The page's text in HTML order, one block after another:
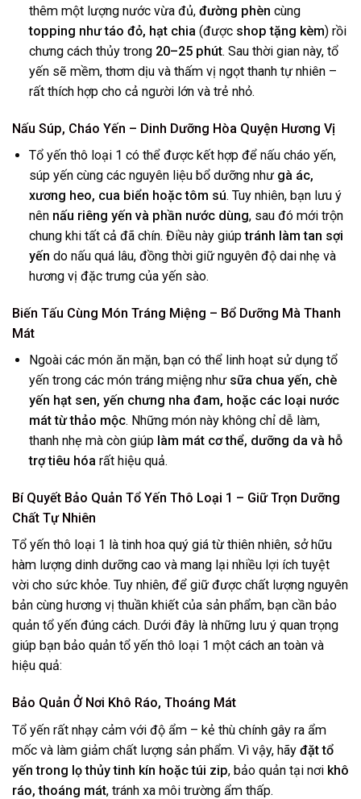
thêm một lượng nước vừa đủ, đường phèn cùng
topping như táo đỏ, hạt chia (được shop tặng kèm) rồi
chưng cách thủy trong 20–25 phút. Sau thời gian này, tổ
yến sẽ mềm, thơm dịu và thấm vị ngọt thanh tự nhiên –
rất thích hợp cho cả người lớn và trẻ nhỏ.
Nấu Súp, Cháo Yến – Dinh Dưỡng Hòa Quyện Hương Vị
Tổ yến thô loại 1 có thể được kết hợp để nấu cháo yến,
súp yến cùng các nguyên liệu bổ dưỡng như gà ác,
xương heo, cua biển hoặc tôm sú. Tuy nhiên, bạn lưu ý
nên nấu riêng yến và phần nước dùng, sau đó mới trộn
chung khi tất cả đã chín. Điều này giúptránh làm tan sợi
yến do nấu quá lâu, đồng thời giữ nguyên độ dai nhẹ và
hương vị đặc trưng của yến sào.
Biến Tấu Cùng Món Tráng Miệng – Bổ Dưỡng Mà Thanh
Mát
Ngoài các món ăn mặn, bạn có thể linh hoạt sử dụng tổ
yến trong các món tráng miệng như sữa chua yến, chè
yến hạt sen, yến chưng nha đam, hoặc các loại nước
mát từ thảo mộc. Những món này không chỉ dễ làm,
thanh nhẹ mà còn giúp làm mát cơ thể, dưỡng da và hỗ
trợ tiêu hóa rất hiệu quả.
Bí Quyết Bảo Quản Tổ Yến Thô Loại 1 – Giữ Trọn Dưỡng
Chất Tự Nhiên
Tổ yến thô loại 1 là tinh hoa quý giá từ thiên nhiên, sở hữu
hàm lượng dinh dưỡng cao và mang lại nhiều lợi ích tuyệt
vời cho sức khỏe. Tuy nhiên, để giữ được chất lượng nguyên
bản cùng hương vị thuần khiết của sản phẩm, bạn cần bảo
quản tổ yến đúng cách. Dưới đây là những lưu ý quan trọng
giúp bạn bảo quản tổ yến thô loại 1 một cách an toàn và
hiệu quả:
Bảo Quản Ở Nơi Khô Ráo, Thoáng Mát
Tổ yến rất nhạy cảm với độ ẩm – kẻ thù chính gây ra ẩm
mốc và làm giảm chất lượng sản phẩm. Vì vậy, hãy đặt tổ
yến trong lọ thủy tinh kín hoặc túi zip, bảo quản tại nơi khô
ráo, thoáng mát, tránh xa môi trường ẩm thấp.